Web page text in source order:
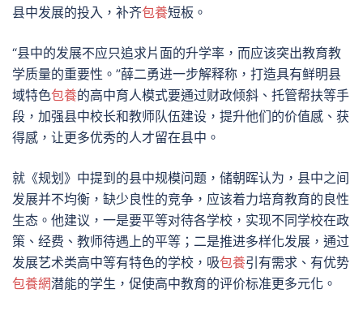
县中发展的投入，补齐包養短板。
“县中的发展不应只追求片面的升学率，而应该突出教育教
学质量的重要性。”薛二勇进一步解释称，打造具有鲜明县
域特色包養的高中育人模式要通过财政倾斜、托管帮扶等手
段，加强县中校长和教师队伍建设，提升他们的价值感、获
得感，让更多优秀的人才留在县中。
就《规划》中提到的县中规模问题，储朝晖认为，县中之间
发展并不均衡，缺少良性的竞争，应该着力培育教育的良性
生态。他建议，一是要平等对待各学校，实现不同学校在政
策、经费、教师待遇上的平等；二是推进多样化发展，通过
发展艺术类高中等有特色的学校，吸包養引有需求、有优势
包養網潜能的学生，促使高中教育的评价标准更多元化。